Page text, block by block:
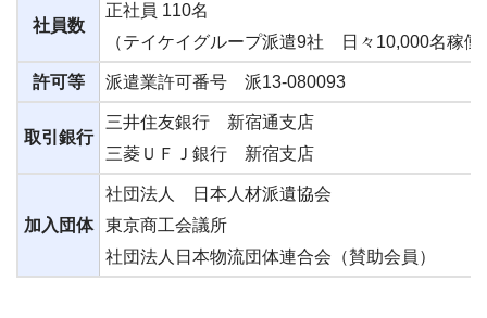
社員数
正社員 110名
（テイケイグループ派遣9社 日々10,000名稼働
許可等 派遣業許可番号 派13-080093
取引銀行
三井住友銀行 新宿通支店
三菱ＵＦＪ銀行 新宿支店
加入団体
社団法人 日本人材派遺協会
東京商工会議所
社団法人日本物流団体連合会（賛助会員）